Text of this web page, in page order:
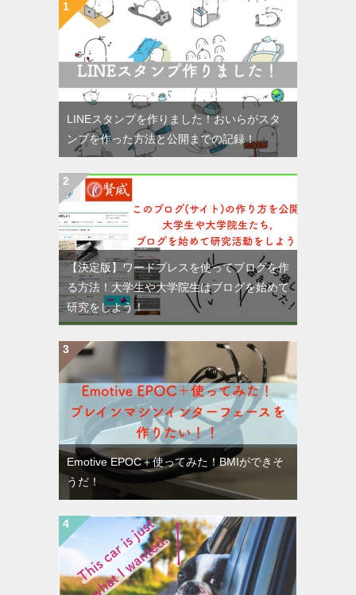
LINEスタンプを作りました！おいらがスタ
ンプを作った方法と公開までの記録！
【決定版】ワードプレスを使ってブログを作
る方法！大学生や大学院生はブログを始めて
研究をしよう！
Emotive EPOC＋使ってみた！BMIができそ
うだ！